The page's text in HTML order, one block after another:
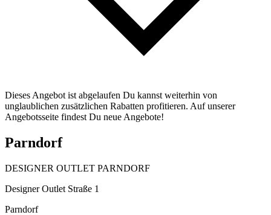
Dieses Angebot ist abgelaufen Du kannst weiterhin von
unglaublichen zusätzlichen Rabatten profitieren. Auf unserer
Angebotsseite findest Du neue Angebote!
Parndorf
DESIGNER OUTLET PARNDORF
Designer Outlet Straße 1
Parndorf